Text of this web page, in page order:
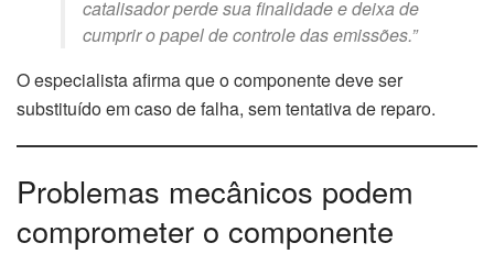
catalisador perde sua finalidade e deixa de
cumprir o papel de controle das emissões.”
O especialista afirma que o componente deve ser
substituído em caso de falha, sem tentativa de reparo.
Problemas mecânicos podem
comprometer o componente